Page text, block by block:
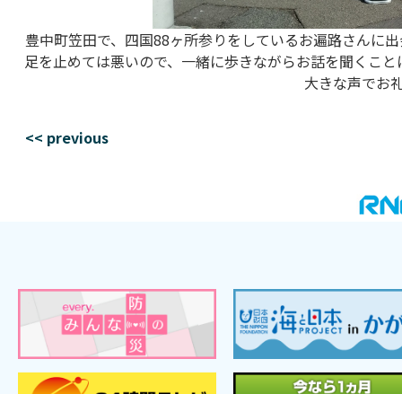
豊中町笠田で、四国88ヶ所参りをしているお遍路さんに
足を止めては悪いので、一緒に歩きながらお話を聞くこ
大きな声でお
<< previous